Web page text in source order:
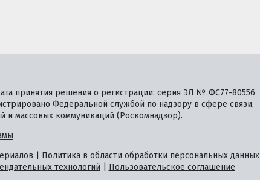
принятия решения о регистрации: серия ЭЛ № ФС77-80556
Федеральной службой по надзору в сфере связи,
и массовых коммуникаций (Роскомнадзор).
Политика в области обработки персональных данных
технологий
Пользовательское соглашение